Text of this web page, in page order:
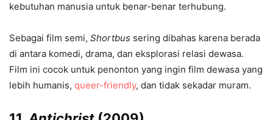
kebutuhan manusia untuk benar-benar terhubung.
Sebagai film semi, Shortbus sering dibahas karena berada
di antara komedi, drama, dan eksplorasi relasi dewasa.
Film ini cocok untuk penonton yang ingin film dewasa yang
lebih humanis, queer-friendly, dan tidak sekadar muram.